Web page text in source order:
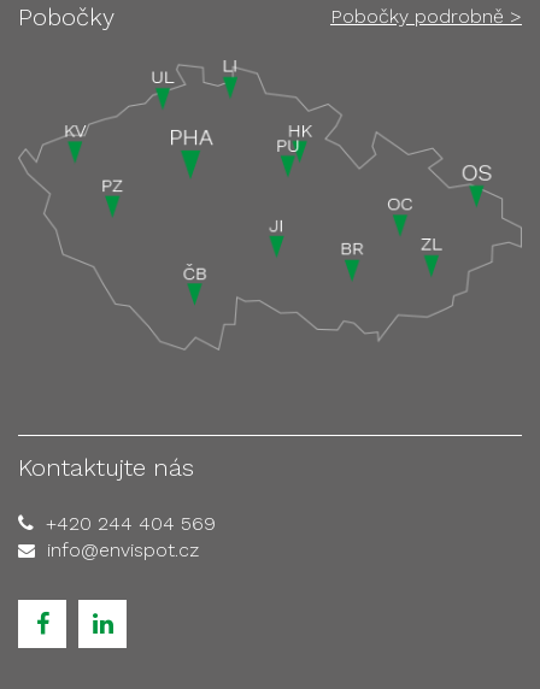
Pobočky Pobočky podrobně >
Kontaktujte nás
+420 244 404 569
info@envispot.cz